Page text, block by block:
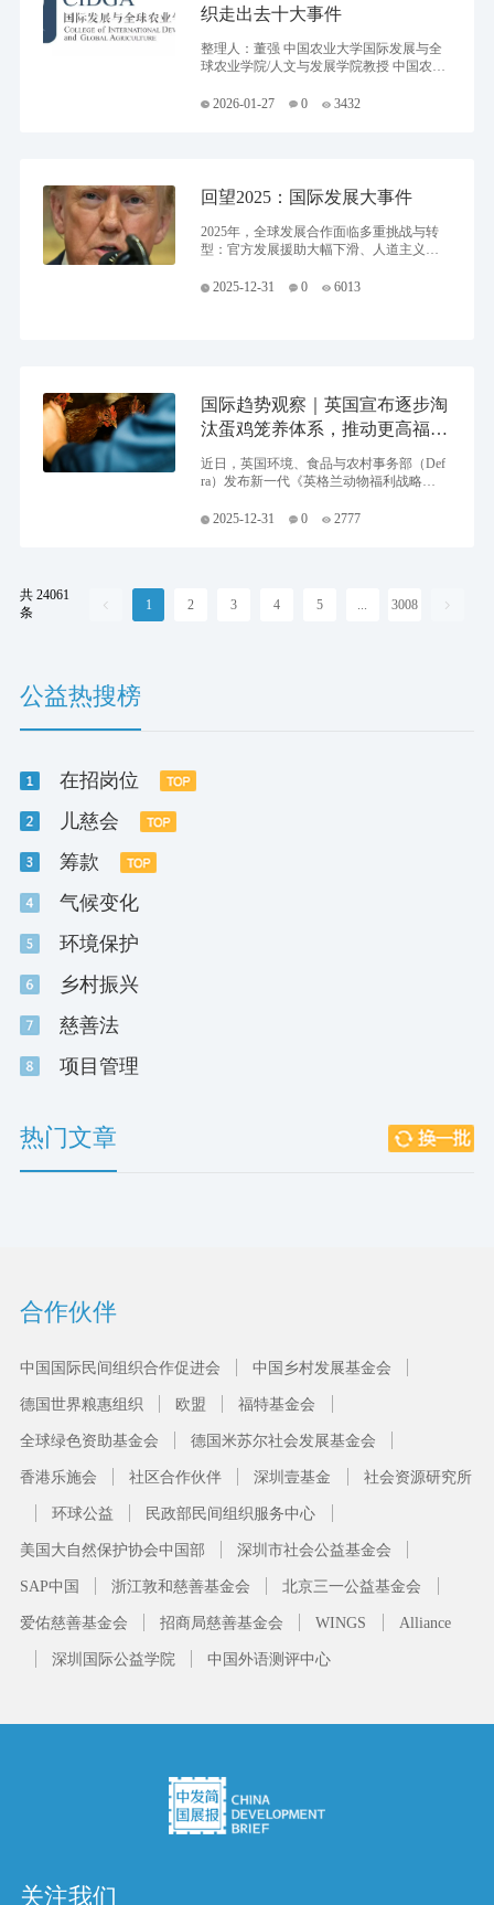
织走出去十大事件
整理人：董强 中国农业大学国际发展与全
球农业学院/人文与发展学院教授 中国农业
业合作学院基于其过去三十多年从“引进
持全球视野。*Frontier research with global v
ision*
2026-01-27 0 3432
回望2025：国际发展大事件
2025年，全球发展合作面临多重挑战与转
型：官方发展援助大幅下滑、人道主义需
调整战略重心，在地缘政治、财政压力与
2025-12-31 0 6013
国际趋势观察｜英国宣布逐步淘
汰蛋鸡笼养体系，推动更高福利
养殖转型
近日，英国环境、食品与农村事务部（Def
ra）发布新一代《英格兰动物福利战略》
出将逐步淘汰用于蛋鸡生产的围栏式鸡笼
的政策观察样本。
2025-12-31 0 2777
共 24061
条
 1 2 3 4 5 3008 
公益热搜榜
在招岗位
儿慈会
筹款
气候变化
环境保护
乡村振兴
慈善法
项目管理
热门文章
合作伙伴
中国国际民间组织合作促进会 中国乡村发展基金会
德国世界粮惠组织 欧盟 福特基金会
全球绿色资助基金会 德国米苏尔社会发展基金会
香港乐施会 社区合作伙伴 深圳壹基金 社会资源研究所
环球公益 民政部民间组织服务中心
美国大自然保护协会中国部 深圳市社会公益基金会
SAP中国 浙江敦和慈善基金会 北京三一公益基金会
爱佑慈善基金会 招商局慈善基金会 WINGS Alliance
深圳国际公益学院 中国外语测评中心
关注我们